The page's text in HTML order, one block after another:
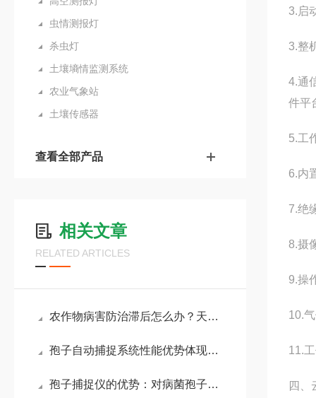
虫情测报灯
杀虫灯
土壤墒情监测系统
农业气象站
土壤传感器
查看全部产品
相关文章
RELATED ARTICLES
农作物病害防治滞后怎么办？天蔚环境利用孢子捕捉系统实现潜伏期监测预警
孢子自动捕捉系统性能优势体现：捕捉效率高、成像清晰度高、数据分析智能化
孢子捕捉仪的优势：对病菌孢子图片的人工统计与分析，实时人工远程查看确认
3.启
3.整
4.通
件平
5.工
6.内
7.绝
8.摄
9.操
10.
11.
四、